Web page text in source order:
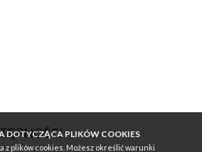
DOTYCZĄCA PLIKÓW COOKIES
z plików cookies. Możesz określić warunki